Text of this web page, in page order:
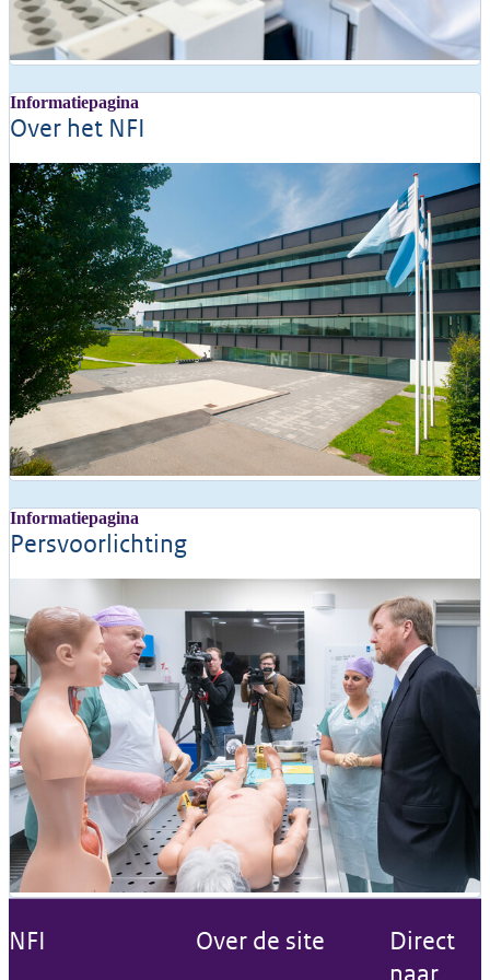
Informatiepagina
Over het NFI
Informatiepagina
Persvoorlichting
NFI Over de site
Direct